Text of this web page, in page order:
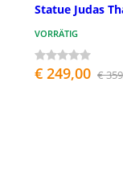
Statue Judas
VORRÄTIG
€ 249,00 €